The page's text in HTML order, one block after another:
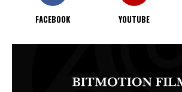
FACEBOOK YOUTUBE